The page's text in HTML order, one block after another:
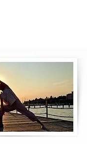
kennt den